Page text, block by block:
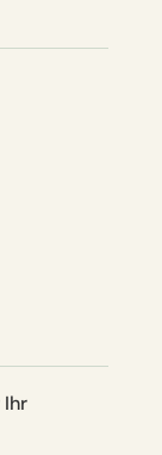
Ihr